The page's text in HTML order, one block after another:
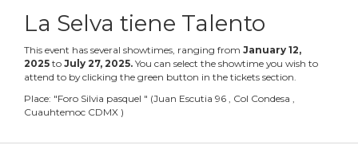
La Selva tiene Talento
This event has several showtimes, ranging from January 12,
2025 to July 27, 2025. You can select the showtime you wish to
attend to by clicking the green button in the tickets section.
Place: "Foro Silvia pasquel " (Juan Escutia 96 , Col Condesa ,
Cuauhtemoc CDMX )